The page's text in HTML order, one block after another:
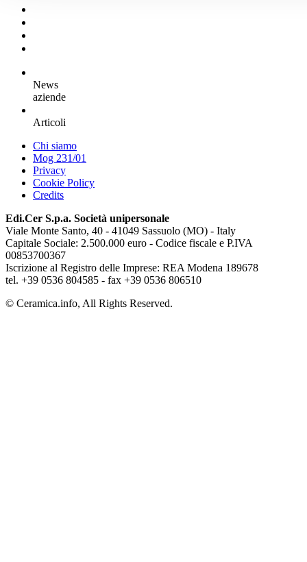
News
aziende
Articoli
Chi siamo
Mog 231/01
Privacy
Cookie Policy
Credits
Edi.Cer S.p.a. Società unipersonale
Viale Monte Santo, 40 - 41049 Sassuolo (MO) - Italy
Capitale Sociale: 2.500.000 euro - Codice fiscale e P.IVA
00853700367
Iscrizione al Registro delle Imprese: REA Modena 189678
tel. +39 0536 804585 - fax +39 0536 806510
© Ceramica.info, All Rights Reserved.